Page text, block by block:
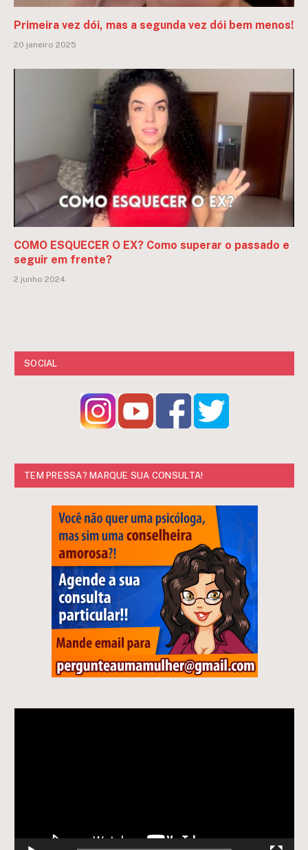
Primeira vez dói, mas a segunda vez dói bem menos!
20 janeiro 2025
COMO ESQUECER O EX? Como superar o passado e
seguir em frente?
2 junho 2024
SOCIAL
TEM PRESSA? MARQUE SUA CONSULTA!